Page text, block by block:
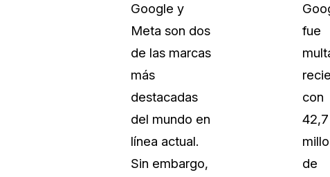
Google y
Meta son dos
de las marcas
más
destacadas
del mundo en
línea actual.
Sin embargo,
fue
con
42,7
de